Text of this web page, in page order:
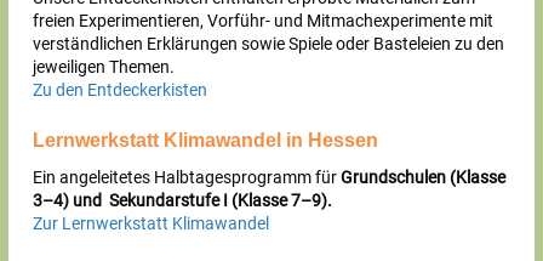
freien Experimentieren, Vorführ- und Mitmachexperimente mit
verständlichen Erklärungen sowie Spiele oder Basteleien zu den
jeweiligen Themen.
Zu den Entdeckerkisten
Lernwerkstatt Klimawandel in Hessen
Ein angeleitetes Halbtagesprogramm fürGrundschulen (Klasse
3–4) und Sekundarstufe I (Klasse 7–9).
Zur Lernwerkstatt Klimawandel